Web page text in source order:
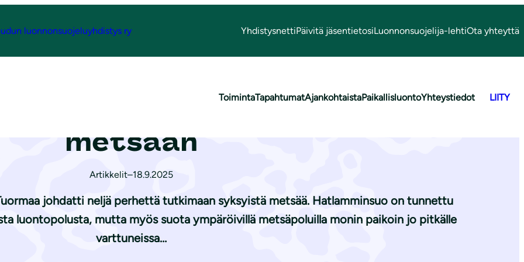
luonnonsuojeluyhdistys ry YhdistysnettiPäivitä jäsentietosiLuonnonsuojelija-lehtiOta yhteyttä
ToimintaTapahtumatAjankohtaistaPaikallisluontoYhteystiedot LIITY
syksyiseen metsään
Hatlamminsuon syksyiseen
metsään
Artikkelit–18.9.2025
johdatti neljä perhettä tutkimaan syksyistä metsää. Hatlamminsuo on tunnettu
luontopolusta, mutta myös suota ympäröivillä metsäpoluilla monin paikoin jo pitkälle
varttuneissa…